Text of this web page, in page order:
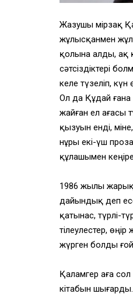
Жазушы Өмірзақ
жұлысқанмен
қолына алды, ақ
сәтсіздіктері
келе түзеліп,
Ол да Құдай ғана
жайған ел ағасы
қызуын енді,
нұры екі-үш
құлашымен
1986 жылы жарық
дайындық деп
қатынас, түрлі-
тілеулестер,
жүрген болды
Қаламгер аға
кітабын